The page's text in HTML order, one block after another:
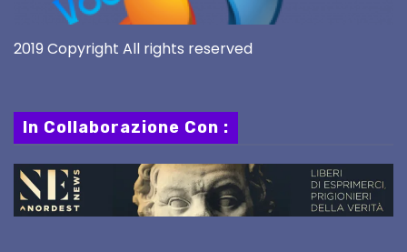
2019 Copyright All rights reserved
In Collaborazione Con :